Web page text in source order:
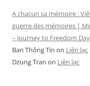
A chacun sa mémoire :
guerre des mémoires |
– Journey to Freedom
Ban Thông Tin on Liên lạc
Dzung Tran on Liên lạc